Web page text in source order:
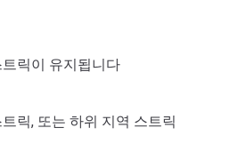
릭이 유지됩니다
릭, 또는 하위 지역 스트릭